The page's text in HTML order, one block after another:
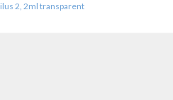
2, 2ml transparent